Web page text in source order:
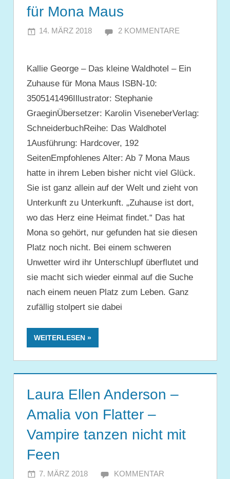
für Mona Maus
14. MÄRZ 2018 JULIA
2 KOMMENTARE
Kallie George – Das kleine Waldhotel – Ein
Zuhause für Mona Maus ISBN-10:
3505141496Illustrator: Stephanie
GraeginÜbersetzer: Karolin ViseneberVerlag:
SchneiderbuchReihe: Das Waldhotel
1Ausführung: Hardcover, 192
SeitenEmpfohlenes Alter: Ab 7 Mona Maus
hatte in ihrem Leben bisher nicht viel Glück.
Sie ist ganz allein auf der Welt und zieht von
Unterkunft zu Unterkunft. „Zuhause ist dort,
wo das Herz eine Heimat findet.“ Das hat
Mona so gehört, nur gefunden hat sie diesen
Platz noch nicht. Bei einem schweren
Unwetter wird ihr Unterschlupf überflutet und
sie macht sich wieder einmal auf die Suche
nach einem neuen Platz zum Leben. Ganz
zufällig stolpert sie dabei
WEITERLESEN
Laura Ellen Anderson –
Amalia von Flatter –
Vampire tanzen nicht mit
Feen
7. MÄRZ 2018 JULIA
KOMMENTAR